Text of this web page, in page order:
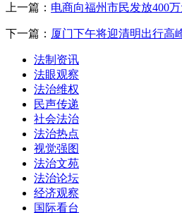
上一篇： 电商向福州市民发放400
下一篇： 厦门下午将迎清明出行高
法制资讯
法眼观察
法治维权
民声传递
社会法治
法治热点
视觉强图
法治文苑
法治论坛
经济观察
国际看台